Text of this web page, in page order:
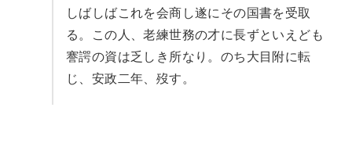
しばしばこれを会商し遂にその国書を受取
る。この人、老練世務の才に長ずといえども
謇諤の資は乏しき所なり。のち大目附に転
じ、安政二年、歿す。